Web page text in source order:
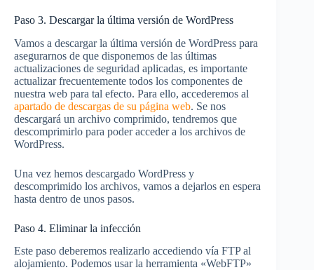
Paso 3. Descargar la última versión de WordPress
Vamos a descargar la última versión de WordPress para
asegurarnos de que disponemos de las últimas
actualizaciones de seguridad aplicadas, es importante
actualizar frecuentemente todos los componentes de
nuestra web para tal efecto. Para ello, accederemos al
apartado de descargas de su página web. Se nos
descargará un archivo comprimido, tendremos que
descomprimirlo para poder acceder a los archivos de
WordPress.
Una vez hemos descargado WordPress y
descomprimido los archivos, vamos a dejarlos en espera
hasta dentro de unos pasos.
Paso 4. Eliminar la infección
Este paso deberemos realizarlo accediendo vía FTP al
alojamiento. Podemos usar la herramienta «WebFTP»